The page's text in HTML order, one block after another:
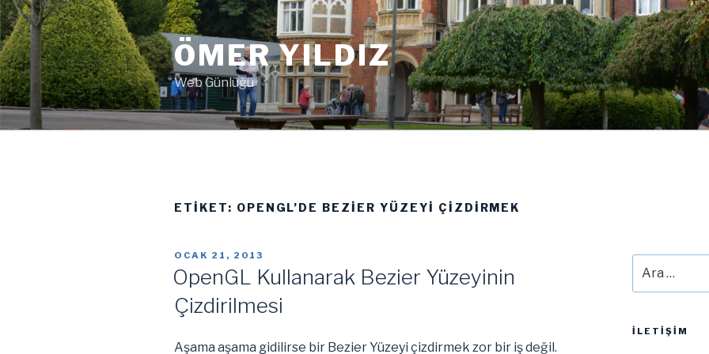
İçeriğe
geç
ÖMER YILDIZ
Web Günlüğü
ETIKET: OPENGL’DE BEZIER YÜZEYI ÇIZDIRMEK
YAYIM
OCAK 21, 2013
OpenGL Kullanarak Bezier Yüzeyinin
Çizdirilmesi
Aşama aşama gidilirse bir Bezier Yüzeyi çizdirmek zor bir iş değil.
İLETIŞIM